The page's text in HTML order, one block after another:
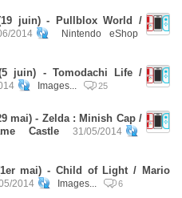
juin) - Pullblox World /
2014 Nintendo eShop
(5 juin) - Tomodachi Life /
Images... 25
mai) - Zelda : Minish Cap /
Castle
31/05/2014
mai) - Child of Light / Mario
2014 Images... 6